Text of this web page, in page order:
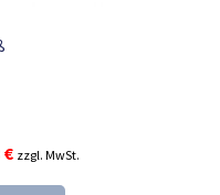
€Aktueller
Preis
zzgl. MwSt.